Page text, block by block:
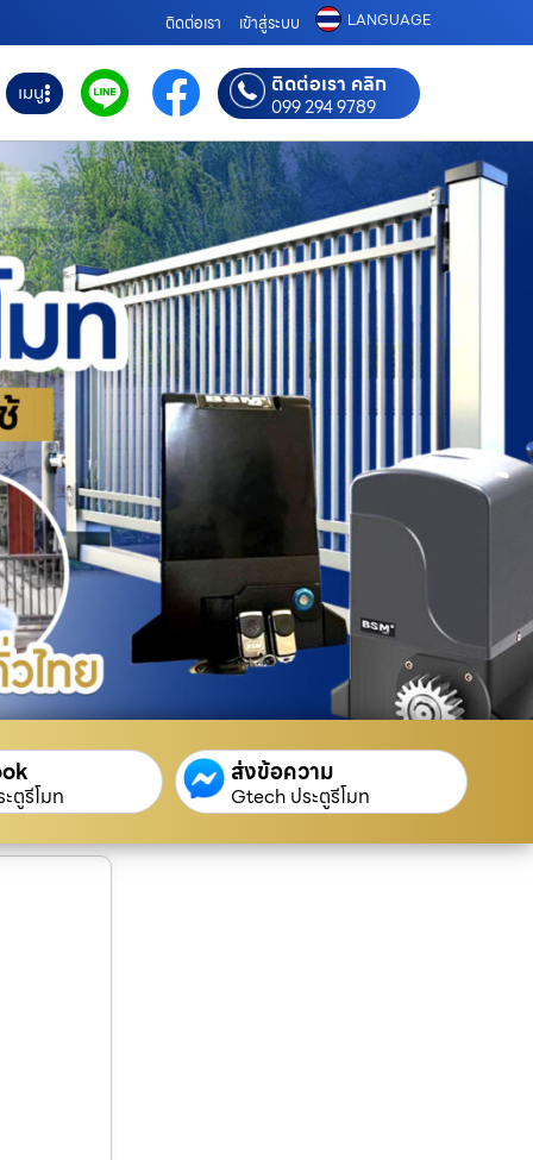
ติดต่อเรา เข้าสู่ระบบ LANGUAGE
เมนู ติดต่อเรา คลิก
099 294 9789
ตูรีโมท
ส่งข้อความ
Gtech ประตูรีโมท